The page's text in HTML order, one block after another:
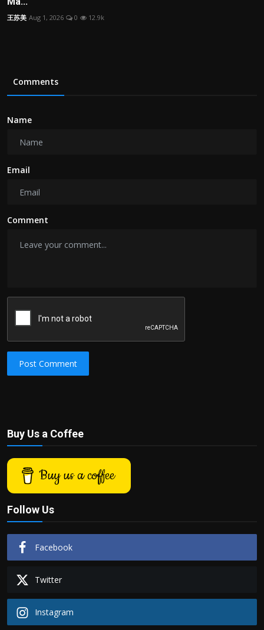
王苏美 Aug 1, 2026 0 12.9k
Comments
Name
Email
Comment
Post Comment
Buy Us a Coffee
Buy us a coffee
Follow Us
Facebook
Twitter
Instagram